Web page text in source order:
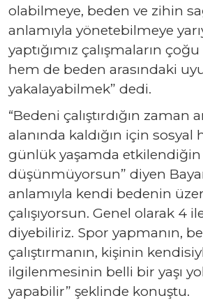
olabilmeye, beden ve zihin
anlamıyla yönetebilmeye
yaptığımız çalışmaların
hem de beden arasındaki
yakalayabilmek” dedi.
“Bedeni çalıştırdığın zaman
alanında kaldığın için sosyal
günlük yaşamda
düşünmüyorsun” diyen
anlamıyla kendi bedenin
çalışıyorsun. Genel olarak 4
diyebiliriz. Spor yapmanın,
çalıştırmanın, kişinin
ilgilenmesinin belli bir yaşı
yapabilir” şeklinde konuştu.